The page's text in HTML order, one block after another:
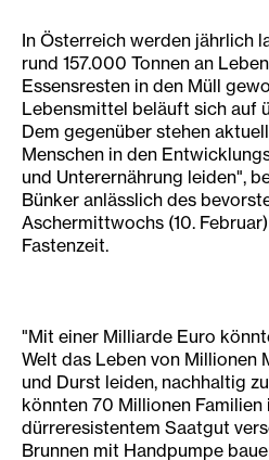
In Österreich werden jährlich
rund 157.000 Tonnen an
Essensresten in den Müll
Lebensmittel beläuft sich auf
Dem gegenüber stehen
Menschen in den
und Unterernährung leiden",
Bünker anlässlich des
Aschermittwochs (10.
Fastenzeit.
"Mit einer Milliarde Euro
Welt das Leben von Millionen
und Durst leiden, nachhaltig
könnten 70 Millionen
dürreresistentem Saatgut
Brunnen mit Handpumpe